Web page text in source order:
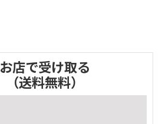
お店で受け取る
（送料無料）